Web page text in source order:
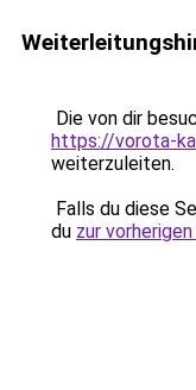
Die von dir
https://vorota-
weiterzuleiten.
Falls du diese
du zur